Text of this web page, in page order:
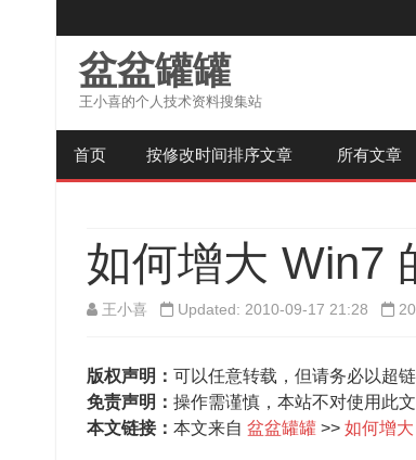
盆盆罐罐
王小喜的个人技术资料搜集站
首页 按修改时间排序文章 所有文章
如何增大 Win7
王小喜 Updated: 2010-09-17 21:28
版权声明： 可以任意转载，但请务必以超
免责声明： 操作需谨慎，本站不对使用此
本文链接： 本文来自 盆盆罐罐 >> 如何增